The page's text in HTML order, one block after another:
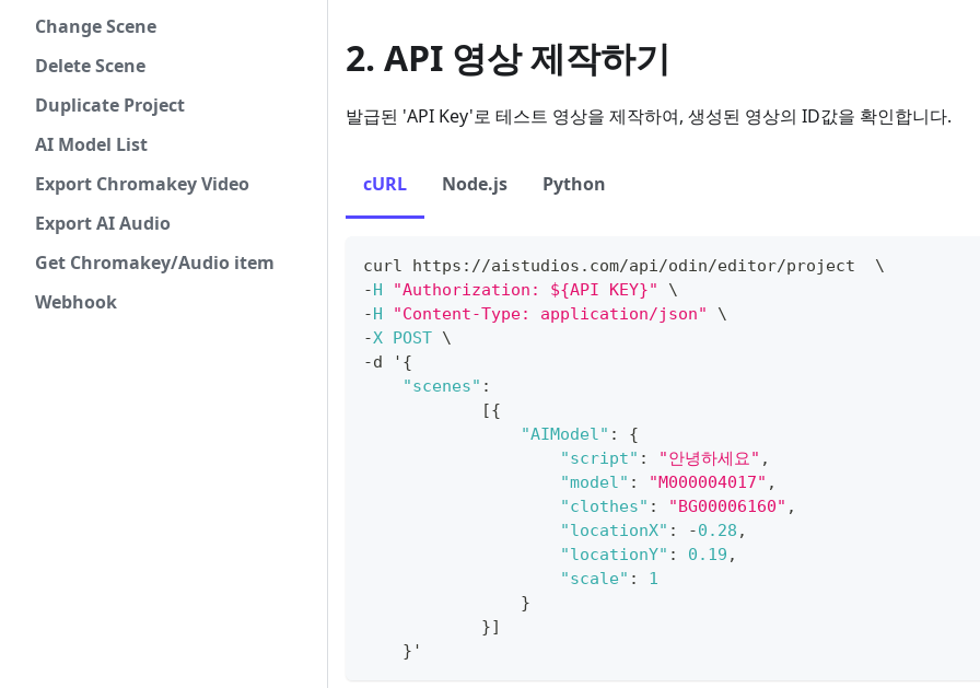
Change Scene
Delete Scene
Duplicate Project
AI Model List
Export Chromakey Video
Export AI Audio
Get Chromakey/Audio item
Webhook
2. API 영상 제작하기
발급된 'API Key'로 테스트 영상을 제작하여, 생성된 영상의 ID값을 확인합니다.
cURL Node.js Python
curl https : //aistudios . com/api/odin/editor/project  \
-H "Authorization: ${API KEY}"
\
-H "Content-Type: application/json"
\
-X POST \
-d ' {
"scenes" :
[{
"AIModel" :
{
"script" : "안녕하세요" ,
"model" : "M000004017" ,
"clothes" : "BG00006160" ,
"locationX" : -0.28 ,
"locationY" : 0.19 ,
"scale" :
1
}
}]
} '